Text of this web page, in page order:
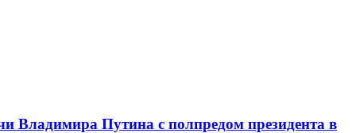
Владимира Путина с полпредом президента в